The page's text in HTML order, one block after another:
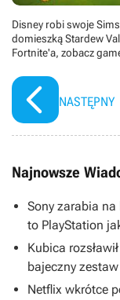
Disney robi swoje
domieszką Stardew
Fortnite'a, zobacz
NASTĘPNY
Najnowsze
Sony zarabia
to PlayStation
Kubica
bajeczny
Netflix wkrótce